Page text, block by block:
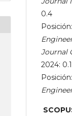
0.4
Journal
2024: